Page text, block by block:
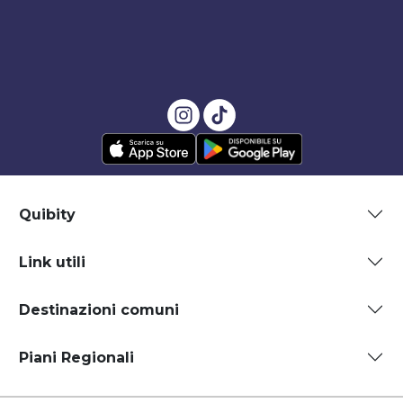
Quibity
Link utili
Destinazioni comuni
Piani Regionali